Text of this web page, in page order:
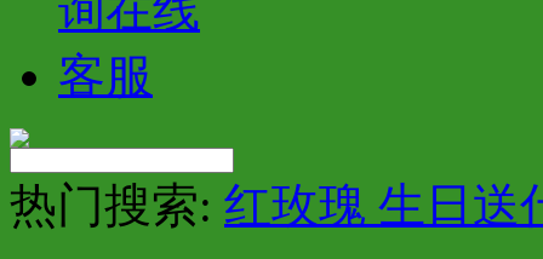
热门搜索: 红玫瑰 生日送